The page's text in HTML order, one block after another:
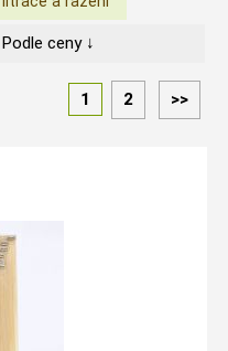
Podle ceny ↓
1 2 >>